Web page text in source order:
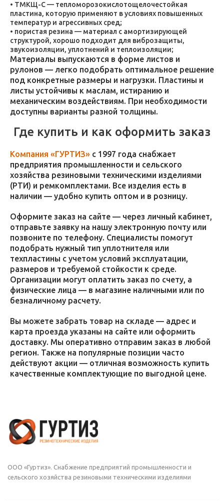
ТМКЩ-С — тепломорозокислотощелочестойкая
пластина, которую применяют в условиях повышенных
температур и агрессивных сред;
пористая резина — материал с амортизирующей
структурой, хорошо подходит для виброзащиты,
звукоизоляции, уплотнений и теплоизоляции;
Материалы выпускаются в форме листов и
рулонов — легко подобрать оптимальное решение
под конкретные размеры и нагрузки. Пластины и
листы устойчивы к маслам, истиранию и
механическим воздействиям. При необходимости
доступны варианты разной толщины.
Где купить и как оформить заказ
Компания «ГУРТИЗ» с 1997 года снабжает
предприятия промышленности и сельского
хозяйства резиновыми техническими изделиями
(РТИ) и ремкомплектами. Все изделия есть в
наличии — удобно купить оптом и в розницу.
Оформите заказ на сайте — через личный кабинет,
отправьте заявку на нашу электронную почту или
позвоните по телефону. Специалисты помогут
подобрать нужный тип уплотнителя или
техпластины с учетом условий эксплуатации,
размеров и требуемой стойкости к среде.
Организации могут оплатить заказ по счету, а
физические лица — в магазине наличными или по
безналичному расчету.
Вы можете забрать товар на складе — адрес и
карта проезда указаны на сайте или оформить
доставку. Мы оперативно отправим заказ в любой
регион. Также на популярные позиции часто
действуют акции — отличная возможность купить
качественные комплектующие по выгодной цене.
ООО «Гуртиз». Снабжение предприятий промышленности и
сельского хозяйства резиновыми техническими изделиями